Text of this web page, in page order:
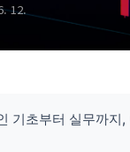
12.
기초부터 실무까지,